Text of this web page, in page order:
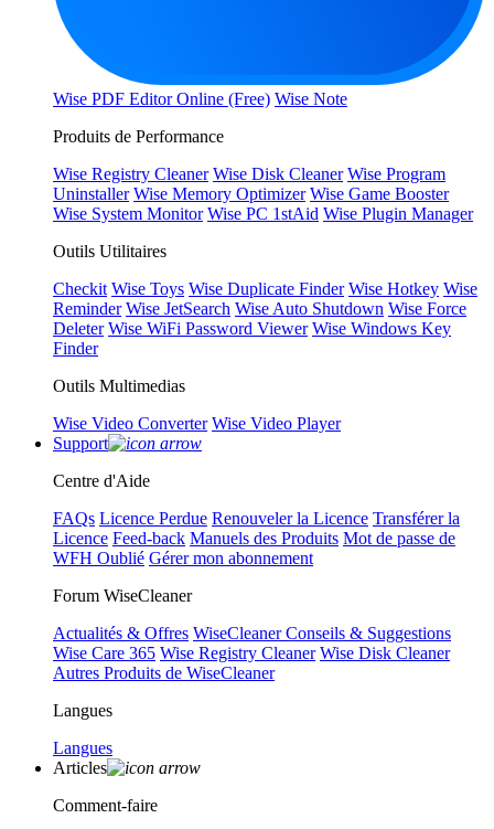
Wise PDF Editor Online (Free) Wise Note
Produits de Performance
Wise Registry Cleaner Wise Disk Cleaner Wise Program
Uninstaller Wise Memory Optimizer Wise Game Booster
Wise System Monitor Wise PC 1stAid Wise Plugin Manager
Outils Utilitaires
Checkit Wise Toys Wise Duplicate Finder Wise Hotkey Wise
Reminder Wise JetSearch Wise Auto Shutdown Wise Force
Deleter Wise WiFi Password Viewer Wise Windows Key
Finder
Outils Multimedias
Wise Video Converter Wise Video Player
Support
Centre d'Aide
FAQs Licence Perdue Renouveler la Licence Transférer la
Licence Feed-back Manuels des Produits Mot de passe de
WFH Oublié Gérer mon abonnement
Forum WiseCleaner
Actualités & Offres WiseCleaner Conseils & Suggestions
Wise Care 365 Wise Registry Cleaner Wise Disk Cleaner
Autres Produits de WiseCleaner
Langues
Langues
Articles
Comment-faire